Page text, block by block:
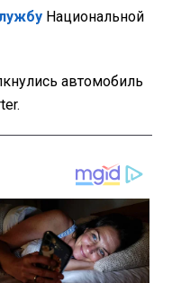
Национальной
автомобиль